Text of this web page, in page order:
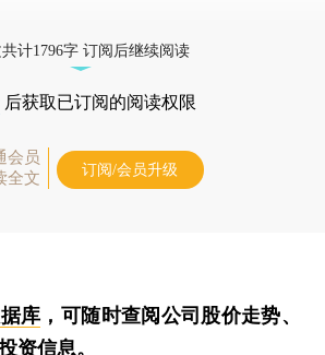
计1796字 订阅后继续阅读
后获取已订阅的阅读权限
会员
全文
订阅/会员升级
库 ，可随时查阅公司股价走势、
资信息。